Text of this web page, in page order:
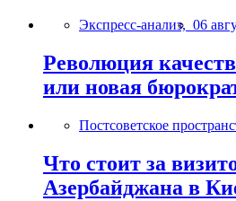
Экспресс-анализ, 06
Революция
или новая
Постсоветское
Что стоит за
Азербайджана в